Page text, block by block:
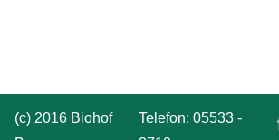
(c) 2016 Biohof
Telefon: 05533 -